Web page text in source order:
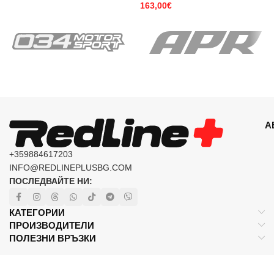
163,00€
+359884617203
INFO@REDLINEPLUSBG.COM
ПОСЛЕДВАЙТЕ НИ:
КАТЕГОРИИ
ПРОИЗВОДИТЕЛИ
ПОЛЕЗНИ ВРЪЗКИ